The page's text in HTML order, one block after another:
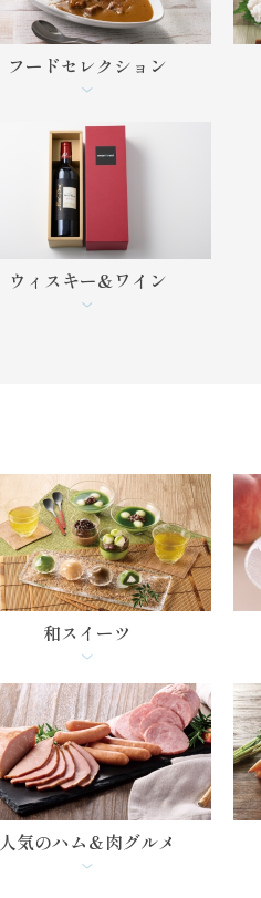
フードセレクション
ウィスキー&ワイン
和スイーツ
人気のハム＆肉グルメ